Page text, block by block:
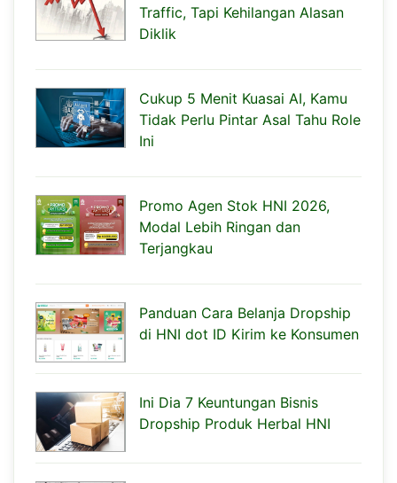
Traffic, Tapi Kehilangan Alasan
Diklik
Cukup 5 Menit Kuasai AI, Kamu
Tidak Perlu Pintar Asal Tahu Role
Ini
Promo Agen Stok HNI 2026,
Modal Lebih Ringan dan
Terjangkau
Panduan Cara Belanja Dropship
di HNI dot ID Kirim ke Konsumen
Ini Dia 7 Keuntungan Bisnis
Dropship Produk Herbal HNI